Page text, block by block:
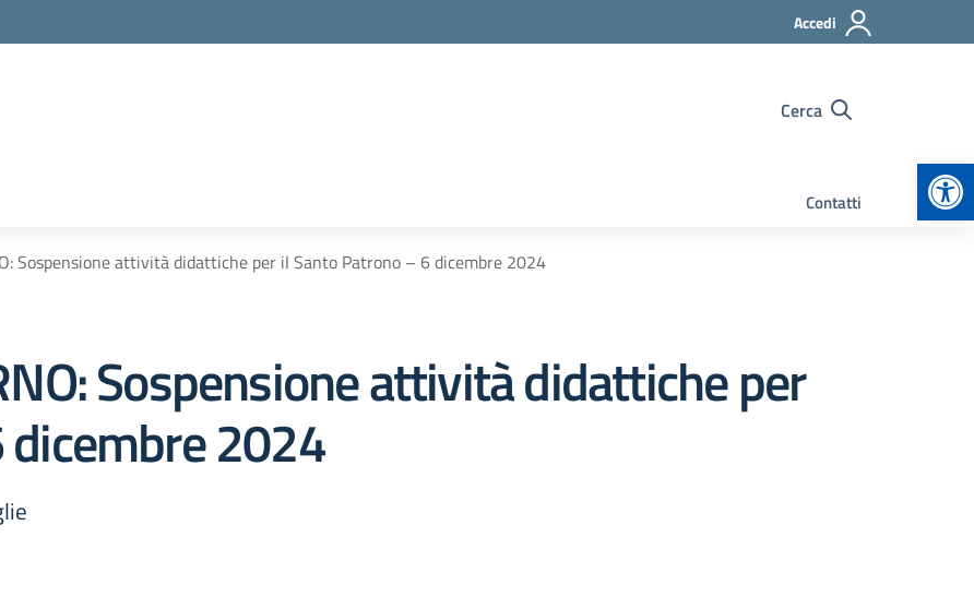
Accedi
Cerca
Contatti
Sospensione attività didattiche per il Santo Patrono – 6 dicembre 2024
Sospensione attività didattiche per
2024